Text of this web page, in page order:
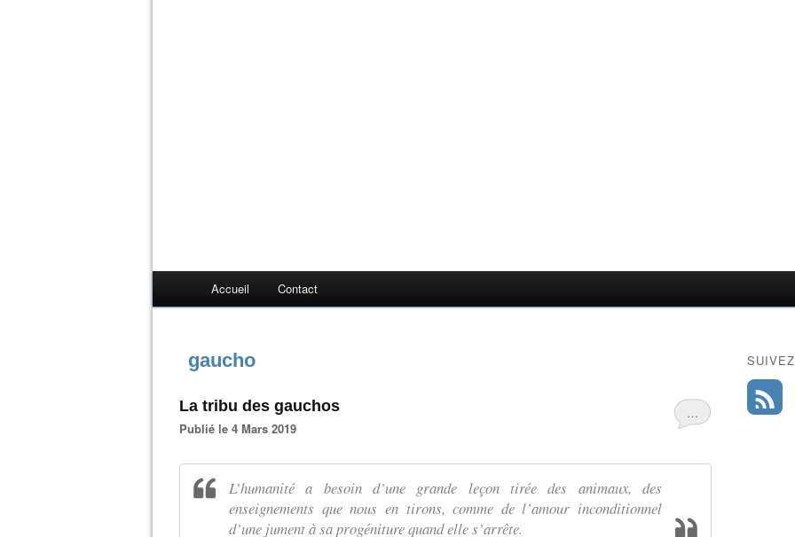
Accueil Contact
gaucho
…
La tribu des gauchos
Publié le 4 Mars 2019
L’humanité a besoin d’une grande leçon tirée des animaux, des
enseignements que nous en tirons, comme de l’amour inconditionnel
d’une jument à sa progéniture quand elle s’arrête.